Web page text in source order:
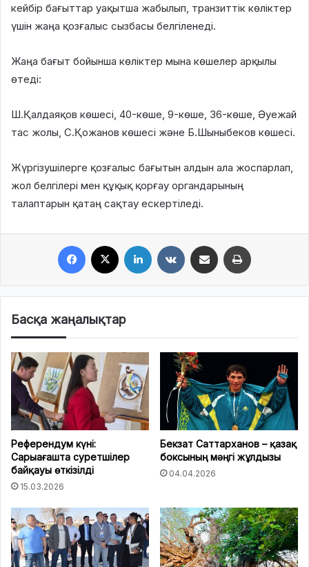
кейбір бағыттар уақытша жабылып, транзиттік көліктер
үшін жаңа қозғалыс сызбасы белгіленеді.
Жаңа бағыт бойынша көліктер мына көшелер арқылы
өтеді:
Ш.Қалдаяқов көшесі, 40-көше, 9-көше, 36-көше, Әуежай
тас жолы, С.Қожанов көшесі және Б.Шыныбеков көшесі.
Жүргізушілерге қозғалыс бағытын алдын ала жоспарлап,
жол белгілері мен құқық қорғау органдарының
талаптарын қатаң сақтау ескертіледі.
Басқа жаңалықтар
Референдум күні:
Сарыағашта суретшілер
байқауы өткізілді
15.03.2026
Бекзат Саттарханов – қазақ
боксының мәңгі жұлдызы
04.04.2026